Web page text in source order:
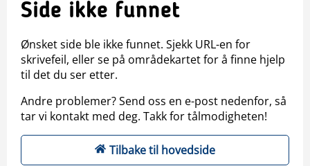
Side ikke funnet
Ønsket side ble ikke funnet. Sjekk URL-en for
skrivefeil, eller se på områdekartet for å finne hjelp
til det du ser etter.
Andre problemer? Send oss en e-post nedenfor, så
tar vi kontakt med deg. Takk for tålmodigheten!
Tilbake til hovedside